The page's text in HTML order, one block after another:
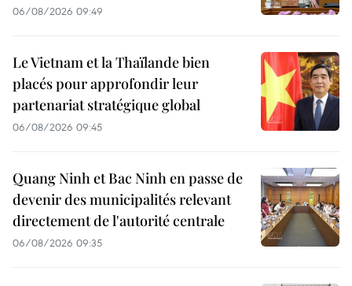
06/08/2026 09:49
Le Vietnam et la Thaïlande bien
placés pour approfondir leur
partenariat stratégique global
06/08/2026 09:45
Quang Ninh et Bac Ninh en passe de
devenir des municipalités relevant
directement de l'autorité centrale
06/08/2026 09:35